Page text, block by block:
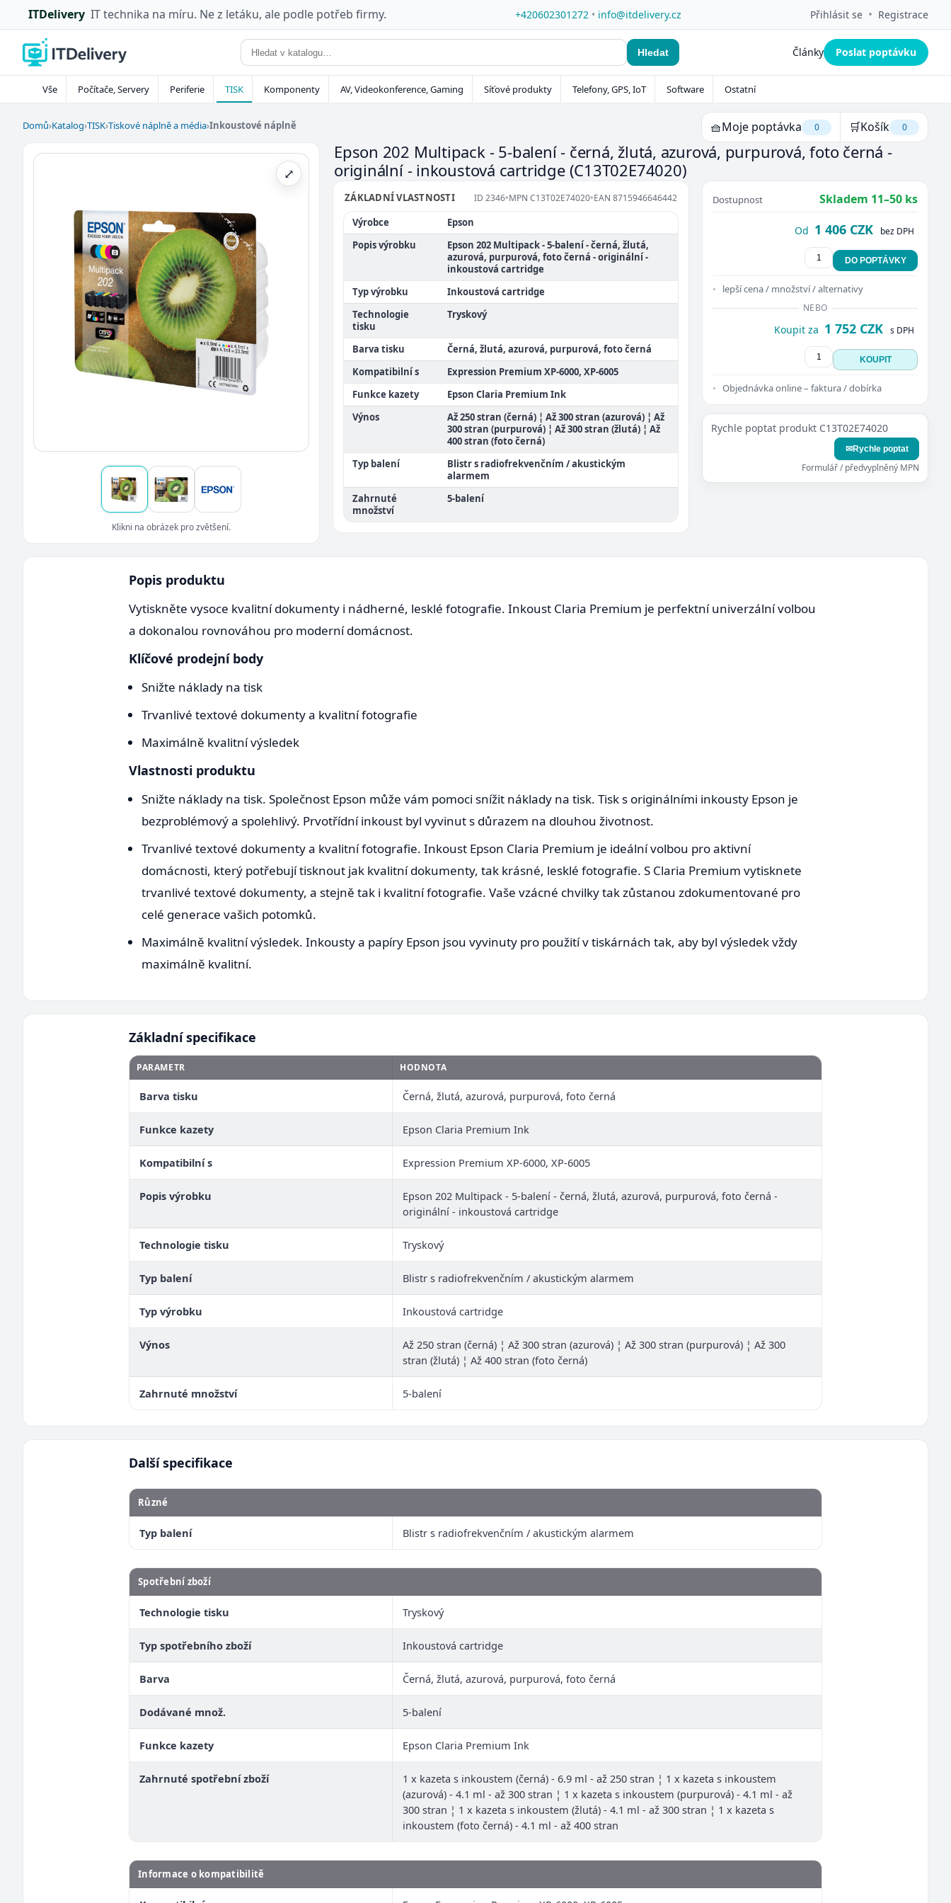
ITDelivery IT technika na míru. Ne z letáku, ale podle potřeb firmy. +420602301272 • info@itdelivery.cz Přihlásit se • Registrace
Hledat Články Poslat poptávku
Vše Počítače, Servery Periferie TISK Komponenty AV, Videokonference, Gaming Síťové produkty Telefony, GPS, IoT Software Ostatní
Domů›Katalog›TISK›Tiskové náplně a média›Inkoustové náplně 🧺Moje poptávka 0 🛒Košík 0
⤢
Klikni na obrázek pro zvětšení.
Epson 202 Multipack - 5-balení - černá, žlutá, azurová, purpurová, foto černá -
originální - inkoustová cartridge (C13T02E74020)
ZÁKLADNÍ VLASTNOSTI ID 2346•MPN C13T02E74020•EAN 8715946646442
Výrobce
Epson
Popis výrobku
Epson 202 Multipack - 5-balení - černá, žlutá,
azurová, purpurová, foto černá - originální -
inkoustová cartridge
Typ výrobku
Inkoustová cartridge
Technologie
tisku
Tryskový
Barva tisku
Černá, žlutá, azurová, purpurová, foto černá
Kompatibilní s
Expression Premium XP-6000, XP-6005
Funkce kazety
Epson Claria Premium Ink
Výnos
Až 250 stran (černá) ¦ Až 300 stran (azurová) ¦ Až
300 stran (purpurová) ¦ Až 300 stran (žlutá) ¦ Až
400 stran (foto černá)
Typ balení
Blistr s radiofrekvenčním / akustickým
alarmem
Zahrnuté
množství
5-balení
Dostupnost Skladem 11–50 ks
Od 1 406 CZK bez DPH
DO POPTÁVKY
lepší cena / množství / alternativy
NEBO
Koupit za 1 752 CZK s DPH
KOUPIT
Objednávka online – faktura / dobírka
Rychle poptat produkt C13T02E74020
✉Rychle poptat
Formulář / předvyplněný MPN
Popis produktu
Vytiskněte vysoce kvalitní dokumenty i nádherné, lesklé fotografie. Inkoust Claria Premium je perfektní univerzální volbou
a dokonalou rovnováhou pro moderní domácnost.
Klíčové prodejní body
Snižte náklady na tisk
Trvanlivé textové dokumenty a kvalitní fotografie
Maximálně kvalitní výsledek
Vlastnosti produktu
Snižte náklady na tisk. Společnost Epson může vám pomoci snížit náklady na tisk. Tisk s originálními inkousty Epson je
bezproblémový a spolehlivý. Prvotřídní inkoust byl vyvinut s důrazem na dlouhou životnost.
Trvanlivé textové dokumenty a kvalitní fotografie. Inkoust Epson Claria Premium je ideální volbou pro aktivní
domácnosti, který potřebují tisknout jak kvalitní dokumenty, tak krásné, lesklé fotografie. S Claria Premium vytisknete
trvanlivé textové dokumenty, a stejně tak i kvalitní fotografie. Vaše vzácné chvilky tak zůstanou zdokumentované pro
celé generace vašich potomků.
Maximálně kvalitní výsledek. Inkousty a papíry Epson jsou vyvinuty pro použití v tiskárnách tak, aby byl výsledek vždy
maximálně kvalitní.
Základní specifikace
PARAMETR HODNOTA
Barva tisku Černá, žlutá, azurová, purpurová, foto černá
Funkce kazety Epson Claria Premium Ink
Kompatibilní s Expression Premium XP-6000, XP-6005
Popis výrobku
Epson 202 Multipack - 5-balení - černá, žlutá, azurová, purpurová, foto černá -
originální - inkoustová cartridge
Technologie tisku Tryskový
Typ balení Blistr s radiofrekvenčním / akustickým alarmem
Typ výrobku Inkoustová cartridge
Výnos
Až 250 stran (černá) ¦ Až 300 stran (azurová) ¦ Až 300 stran (purpurová) ¦ Až 300
stran (žlutá) ¦ Až 400 stran (foto černá)
Zahrnuté množství 5-balení
Další specifikace
Různé
Typ balení Blistr s radiofrekvenčním / akustickým alarmem
Spotřební zboží
Technologie tisku Tryskový
Typ spotřebního zboží Inkoustová cartridge
Barva Černá, žlutá, azurová, purpurová, foto černá
Dodávané množ. 5-balení
Funkce kazety Epson Claria Premium Ink
Zahrnuté spotřební zboží
1 x kazeta s inkoustem (černá) - 6.9 ml - až 250 stran ¦ 1 x kazeta s inkoustem
(azurová) - 4.1 ml - až 300 stran ¦ 1 x kazeta s inkoustem (purpurová) - 4.1 ml - až
300 stran ¦ 1 x kazeta s inkoustem (žlutá) - 4.1 ml - až 300 stran ¦ 1 x kazeta s
inkoustem (foto černá) - 4.1 ml - až 400 stran
Informace o kompatibilitě